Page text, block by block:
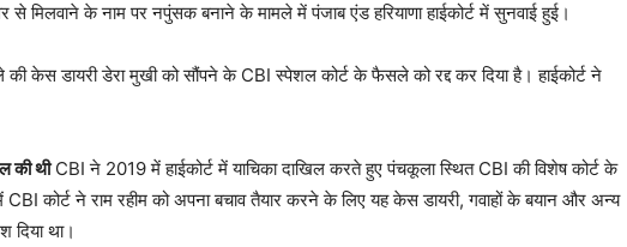
से मिलवाने के नाम पर नपुंसक बनाने के मामले में पंजाब एंड हरियाणा हाईकोर्ट में सुनवाई हुई।
की केस डायरी डेरा मुखी को सौंपने के CBI स्पेशल कोर्ट के फैसले को रद्द कर दिया है। हाईकोर्ट ने
की थीCBI ने 2019 में हाईकोर्ट में याचिका दाखिल करते हुए पंचकूला स्थित CBI की विशेष कोर्ट के
कोर्ट ने राम रहीम को अपना बचाव तैयार करने के लिए यह केस डायरी, गवाहों के बयान और अन्य
था।